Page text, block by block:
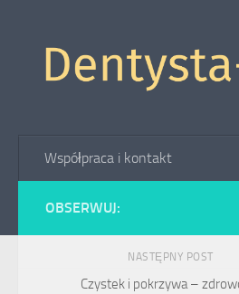
Współpraca i kontakt
OBSERWUJ:
NASTĘPNY POST
Czystek i pokrzywa –